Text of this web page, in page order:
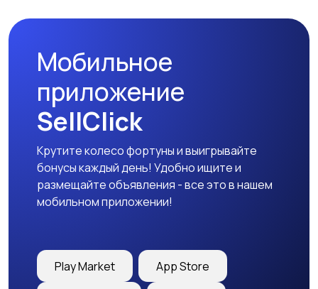
Мобильное
приложение
SellClick
Крутите колесо фортуны и выигрывайте
бонусы каждый день! Удобно ищите и
размещайте объявления - все это в нашем
мобильном приложении!
Play Market App Store